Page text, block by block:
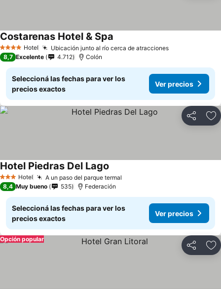
4 EstrellasHotel Ubicación junto al río cerca de atracciones
Costarenas Hotel & Spa
8,7 Excelente 4.712 Colón
Seleccioná las fechas para ver los
precios exactos
Ver precios
Compartir
3 Estrellas
Hotel A un paso del parque termal
Hotel Piedras Del Lago
8,4 Muy bueno 535 Federación
Seleccioná las fechas para ver los
precios exactos
Ver precios
Compartir
Opción popular